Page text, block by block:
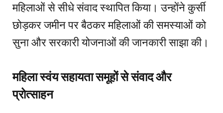
महिलाओं से सीधे संवाद स्थापित किया। उन्होंने कुर्सी
छोड़कर जमीन पर बैठकर महिलाओं की समस्याओं को
सुना और सरकारी योजनाओं की जानकारी साझा की।
महिला स्वंय सहायता समूहों से संवाद और
प्रोत्साहन